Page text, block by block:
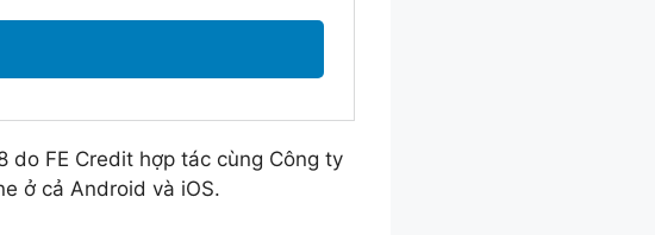
do FE Credit hợp tác cùng Công ty
ở cả Android và iOS.